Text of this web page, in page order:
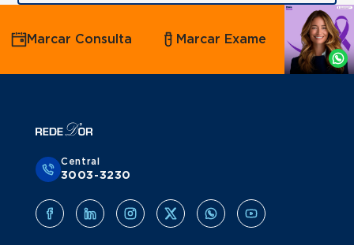
Agende
por
Whatsapp
Marcar Consulta Marcar Exame
Central
3003-3230